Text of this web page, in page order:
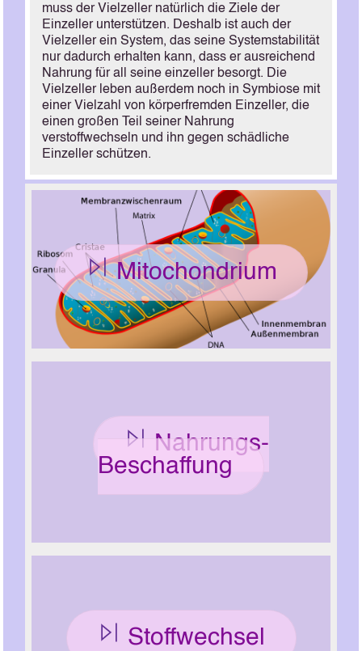
muss der Vielzeller natürlich die Ziele der
Einzeller unterstützen. Deshalb ist auch der
Vielzeller ein System, das seine Systemstabilität
nur dadurch erhalten kann, dass er ausreichend
Nahrung für all seine einzeller besorgt. Die
Vielzeller leben außerdem noch in Symbiose mit
einer Vielzahl von körperfremden Einzeller, die
einen großen Teil seiner Nahrung
verstoffwechseln und ihn gegen schädliche
Einzeller schützen.
Mitochondrium
Nahrungs-
Beschaffung
Stoffwechsel